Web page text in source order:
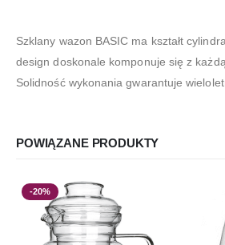
Szklany wazon BASIC ma kształt
design doskonale komponuje się z
Solidność wykonania gwarantuje
POWIĄZANE PRODUKTY
-20%